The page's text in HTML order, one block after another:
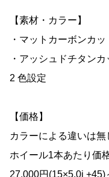
【素材・カラー】
・マットカーボンカッ
・アッシュドチタンカ
2 色設定
【価格】
カラーによる違いは無
ホイール1本あたり価
27,000円(15×5.0j